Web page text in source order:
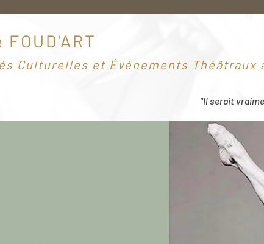
Culturelles et Événements Théâtraux
"Il serait